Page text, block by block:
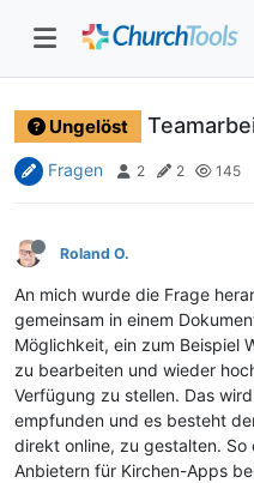
Ungelöst
Fragen 2 2 145
Roland O.
An mich wurde die Frage
gemeinsam in einem
Möglichkeit, ein zum Beispiel
zu bearbeiten und wieder
Verfügung zu stellen. Das
empfunden und es besteht
direkt online, zu gestalten. So
Anbietern für Kirchen-Apps